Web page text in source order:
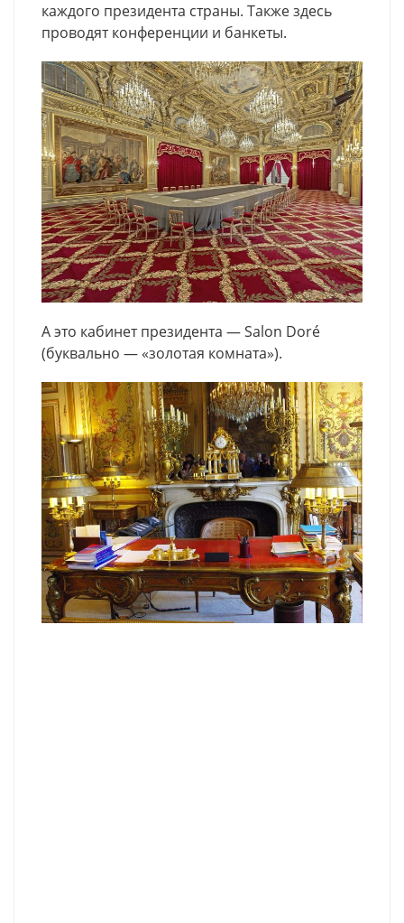
каждого президента страны. Также здесь
проводят конференции и банкеты.
А это кабинет президента — Salon Doré
(буквально — «золотая комната»).